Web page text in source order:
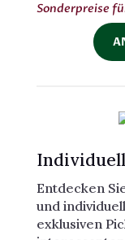
Sonderpreise
Entdecken
und
exklusiven